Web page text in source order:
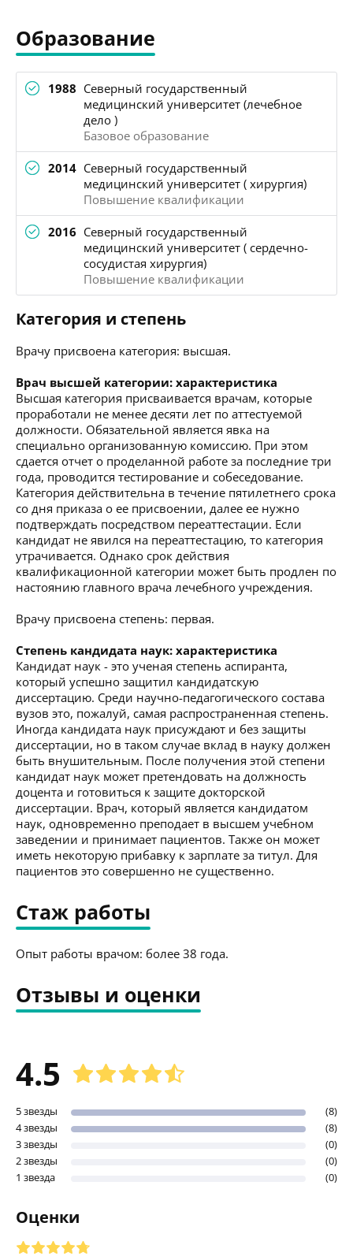
Образование
1988 Северный государственный
медицинский университет (лечебное
дело )
Базовое образование
2014 Северный государственный
медицинский университет ( хирургия)
Повышение квалификации
2016 Северный государственный
медицинский университет ( сердечно-
сосудистая хирургия)
Повышение квалификации
Категория и степень
Врачу присвоена категория: высшая.
Врач высшей категории: характеристика
Высшая категория присваивается врачам, которые
проработали не менее десяти лет по аттестуемой
должности. Обязательной является явка на
специально организованную комиссию. При этом
сдается отчет о проделанной работе за последние три
года, проводится тестирование и собеседование.
Категория действительна в течение пятилетнего срока
со дня приказа о ее присвоении, далее ее нужно
подтверждать посредством переаттестации. Если
кандидат не явился на переаттестацию, то категория
утрачивается. Однако срок действия
квалификационной категории может быть продлен по
настоянию главного врача лечебного учреждения.
Врачу присвоена степень: первая.
Степень кандидата наук: характеристика
Кандидат наук - это ученая степень аспиранта,
который успешно защитил кандидатскую
диссертацию. Среди научно-педагогического состава
вузов это, пожалуй, самая распространенная степень.
Иногда кандидата наук присуждают и без защиты
диссертации, но в таком случае вклад в науку должен
быть внушительным. После получения этой степени
кандидат наук может претендовать на должность
доцента и готовиться к защите докторской
диссертации. Врач, который является кандидатом
наук, одновременно преподает в высшем учебном
заведении и принимает пациентов. Также он может
иметь некоторую прибавку к зарплате за титул. Для
пациентов это совершенно не существенно.
Стаж работы
Опыт работы врачом: более 38 года.
Отзывы и оценки
4.5
5 звезды
(8)
4 звезды
(8)
3 звезды
(0)
2 звезды
(0)
1 звезда
(0)
Оценки